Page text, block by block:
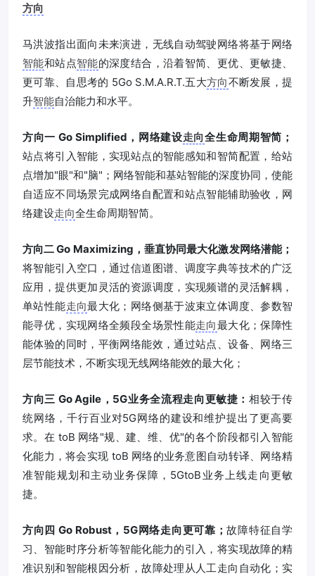
方向
马洪波指出面向未来演进，无线自动驾驶网络将基于网络
智能和站点智能的深度结合，沿着智简、更优、更敏捷、
更可靠、自思考的 5Go S.M.A.R.T.五大方向不断发展，提
升智能自治能力和水平。
方向一 Go Simplified，网络建设走向全生命周期智简；
站点将引入智能，实现站点的智能感知和智简配置，给站
点增加"眼"和"脑"；网络智能和基站智能的深度协同，使能
自适应不同场景完成网络自配置和站点智能辅助验收，网
络建设走向全生命周期智简。
方向二 Go Maximizing，垂直协同最大化激发网络潜能；
将智能引入空口，通过信道图谱、调度字典等技术的广泛
应用，提供更加灵活的资源调度，实现频谱的灵活解耦，
单站性能走向最大化；网络侧基于波束立体调度、参数智
能寻优，实现网络全频段全场景性能走向最大化；保障性
能体验的同时，平衡网络能效，通过站点、设备、网络三
层节能技术，不断实现无线网络能效的最大化；
方向三 Go Agile，5G业务全流程走向更敏捷：相较于传
统网络，千行百业对5G网络的建设和维护提出了更高要
求。在 toB 网络"规、建、维、优"的各个阶段都引入智能
化能力，将会实现 toB 网络的业务意图自动转译、网络精
准智能规划和主动业务保障，5GtoB业务上线走向更敏
捷。
方向四 Go Robust，5G网络走向更可靠； 故障特征自学
习、智能时序分析等智能化能力的引入，将实现故障的精
准识别和智能根因分析，故障处理从人工走向自动化；实